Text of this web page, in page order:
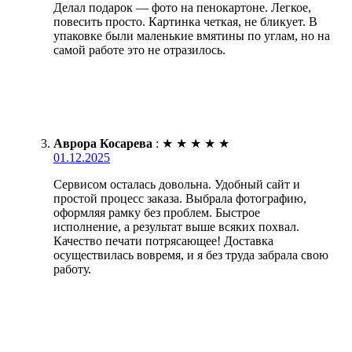
Делал подарок — фото на пенокартоне. Легкое,
повесить просто. Картинка четкая, не бликует. В
упаковке были маленькие вмятины по углам, но на
самой работе это не отразилось.
Аврора Косарева : ★ ★ ★ ★ ★
01.12.2025
Сервисом осталась довольна. Удобный сайт и
простой процесс заказа. Выбрала фотографию,
оформляя рамку без проблем. Быстрое
исполнение, а результат выше всяких похвал.
Качество печати потрясающее! Доставка
осуществилась вовремя, и я без труда забрала свою
работу.